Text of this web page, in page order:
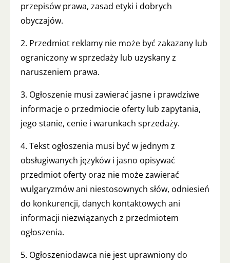
przepisów prawa, zasad etyki i dobrych
obyczajów.
2. Przedmiot reklamy nie może być zakazany lub
ograniczony w sprzedaży lub uzyskany z
naruszeniem prawa.
3. Ogłoszenie musi zawierać jasne i prawdziwe
informacje o przedmiocie oferty lub zapytania,
jego stanie, cenie i warunkach sprzedaży.
4. Tekst ogłoszenia musi być w jednym z
obsługiwanych języków i jasno opisywać
przedmiot oferty oraz nie może zawierać
wulgaryzmów ani niestosownych słów, odniesień
do konkurencji, danych kontaktowych ani
informacji niezwiązanych z przedmiotem
ogłoszenia.
5. Ogłoszeniodawca nie jest uprawniony do